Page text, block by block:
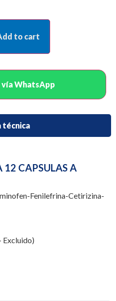
to cart
WhatsApp
técnica
12 CAPSULAS A
Fenilefrina-Cetirizina-
Excluido)